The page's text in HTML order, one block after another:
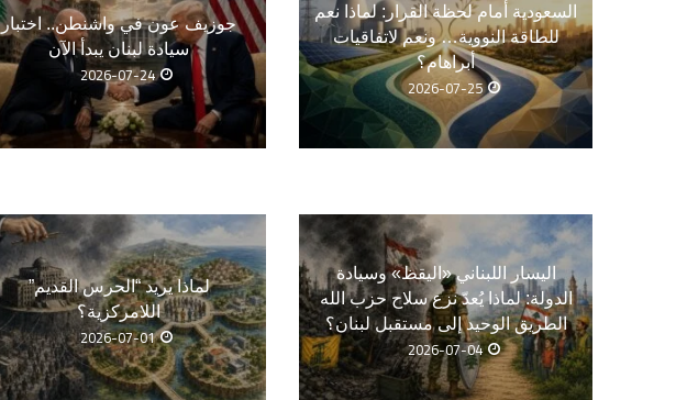
السعودية أمام لحظة القرار: لماذا نعم
للطاقة النووية… ونعم لاتفاقيات
أبراهام؟
2026-07-25
جوزيف عون في واشنطن.. اختبار
سيادة لبنان يبدأ الآن
2026-07-24
اليسار اللبناني «اليقظ» وسيادة
الدولة: لماذا يُعدّ نزع سلاح حزب الله
الطريق الوحيد إلى مستقبل لبنان؟
2026-07-04
لماذا يريد “الحرس القديم”
اللامركزية؟
2026-07-01